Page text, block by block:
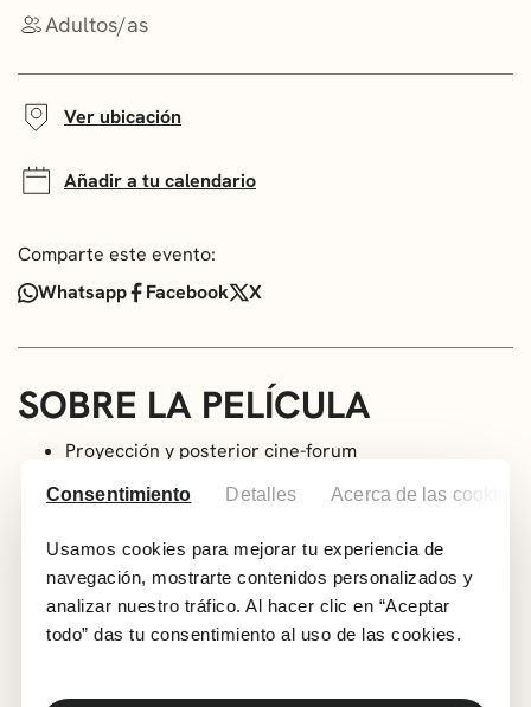
Consentimiento Detalles Acerca de las cookies
Usamos cookies para mejorar tu experiencia de
navegación, mostrarte contenidos personalizados y
analizar nuestro tráfico. Al hacer clic en “Aceptar
todo” das tu consentimiento al uso de las cookies.
Adultos/as
Ver ubicación
Añadir a tu calendario
Comparte este evento:
Whatsapp
Facebook X
SOBRE LA PELÍCULA
Proyección y posterior cine-forum
Versión Original Subtitulada
Genero: Drama.
Año: 2024
País: Portugal
Duración: 129 min